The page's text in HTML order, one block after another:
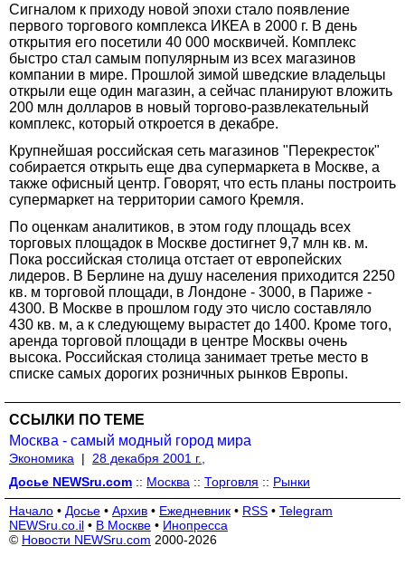
Сигналом к приходу новой эпохи стало появление
первого торгового комплекса ИКЕА в 2000 г. В день
открытия его посетили 40 000 москвичей. Комплекс
быстро стал самым популярным из всех магазинов
компании в мире. Прошлой зимой шведские владельцы
открыли еще один магазин, а сейчас планируют вложить
200 млн долларов в новый торгово-развлекательный
комплекс, который откроется в декабре.
Крупнейшая российская сеть магазинов "Перекресток"
собирается открыть еще два супермаркета в Москве, а
также офисный центр. Говорят, что есть планы построить
супермаркет на территории самого Кремля.
По оценкам аналитиков, в этом году площадь всех
торговых площадок в Москве достигнет 9,7 млн кв. м.
Пока российская столица отстает от европейских
лидеров. В Берлине на душу населения приходится 2250
кв. м торговой площади, в Лондоне - 3000, в Париже -
4300. В Москве в прошлом году это число составляло
430 кв. м, а к следующему вырастет до 1400. Кроме того,
аренда торговой площади в центре Москвы очень
высока. Российская столица занимает третье место в
списке самых дорогих розничных рынков Европы.
ССЫЛКИ ПО ТЕМЕ
Москва - самый модный город мира
Экономика |
28 декабря 2001 г.,
Досье NEWSru.com :: Москва :: Торговля :: Рынки
Начало • Досье • Архив • Ежедневник • RSS • Telegram
NEWSru.co.il • В Москве • Инопресса
© Новости NEWSru.com 2000-2026